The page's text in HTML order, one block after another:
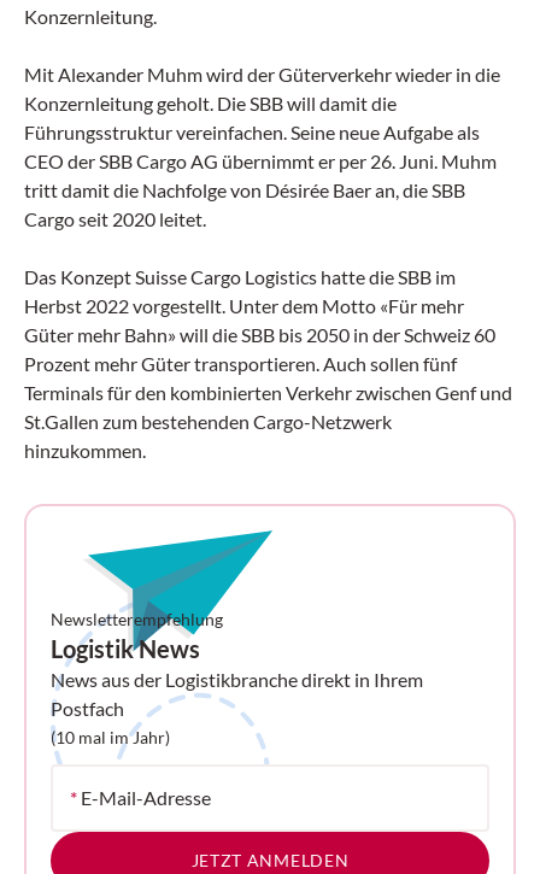
Konzernleitung.
Mit Alexander Muhm wird der Güterverkehr wieder in die
Konzernleitung geholt. Die SBB will damit die
Führungsstruktur vereinfachen. Seine neue Aufgabe als
CEO der SBB Cargo AG übernimmt er per 26. Juni. Muhm
tritt damit die Nachfolge von Désirée Baer an, die SBB
Cargo seit 2020 leitet.
Das Konzept Suisse Cargo Logistics hatte die SBB im
Herbst 2022 vorgestellt. Unter dem Motto «Für mehr
Güter mehr Bahn» will die SBB bis 2050 in der Schweiz 60
Prozent mehr Güter transportieren. Auch sollen fünf
Terminals für den kombinierten Verkehr zwischen Genf und
St.Gallen zum bestehenden Cargo-Netzwerk
hinzukommen.
Newsletterempfehlung
Logistik News
News aus der Logistikbranche direkt in Ihrem
Postfach
(10 mal im Jahr)
* E-Mail-Adresse
JETZT ANMELDEN